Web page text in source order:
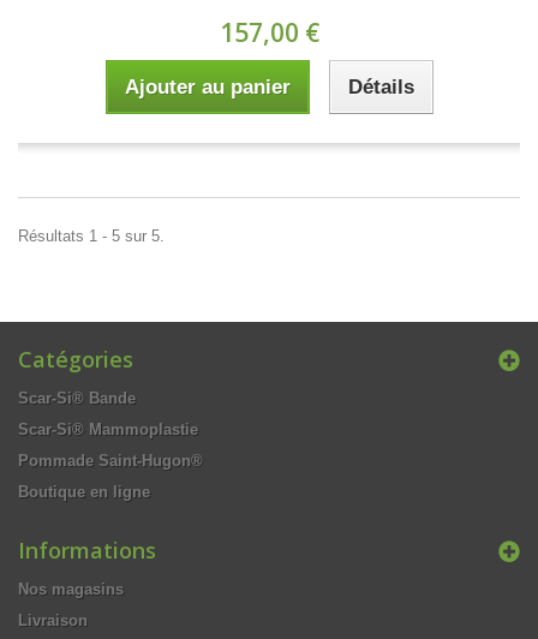
157,00 €
Ajouter au panier Détails
Résultats 1 - 5 sur 5.
Catégories
Scar-Si® Bande
Scar-Si® Mammoplastie
Pommade Saint-Hugon®
Boutique en ligne
Informations
Nos magasins
Livraison